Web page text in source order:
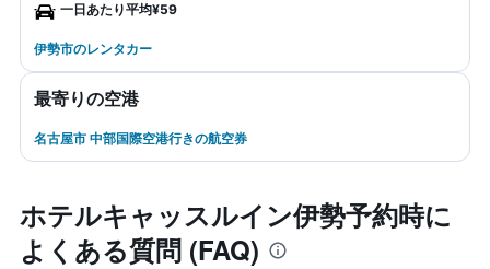
一日あたり平均¥59
伊勢市のレンタカー
最寄りの空港
名古屋市 中部国際空港行きの航空券
ホテルキャッスルイン伊勢予約時に
よくある質問 (FAQ)